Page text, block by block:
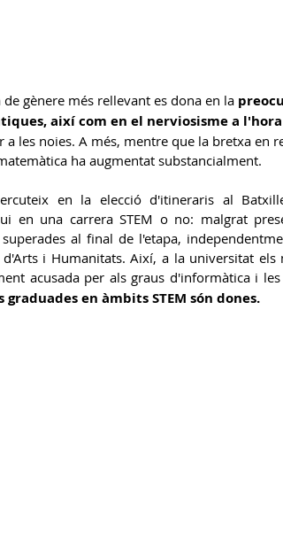
de gènere més rellevant es dona en la
així com en el nerviosisme a
a les noies. A més, mentre que la bretxa en
ha augmentat substancialment.
en la elecció d'itineraris al
en una carrera STEM o no: malgrat
al final de l'etapa,
i Humanitats. Així, a la universitat
acusada per als graus d'informàtica i les
graduades en àmbits STEM són dones.